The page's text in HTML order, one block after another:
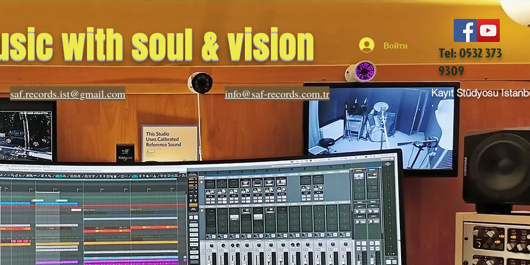
Войти
Tel: 0532 373
9309
Kayıt Stüdyosu
info@saf-records.com.tr
saf.records.ist@gmail.com
with soul & vision